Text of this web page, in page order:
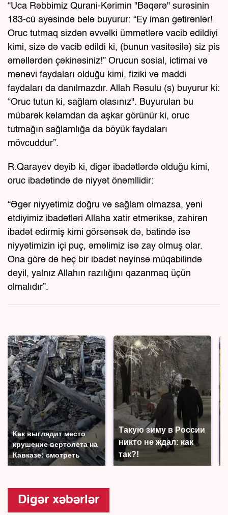
“Uca Rəbbimiz Qurani-Kərimin "Bəqərə" surəsinin
183-cü ayəsində belə buyurur: “Ey iman gətirənlər!
Oruc tutmaq sizdən əvvəlki ümmətlərə vacib edildiyi
kimi, sizə də vacib edildi ki, (bunun vasitəsilə) siz pis
əməllərdən çəkinəsiniz!” Orucun sosial, ictimai və
mənəvi faydaları olduğu kimi, fiziki və maddi
faydaları da danılmazdır. Allah Rəsulu (s) buyurur ki:
“Oruc tutun ki, sağlam olasınız". Buyurulan bu
mübarək kəlamdan da aşkar görünür ki, oruc
tutmağın sağlamlığa da böyük faydaları
mövcuddur”.
R.Qarayev deyib ki, digər ibadətlərdə olduğu kimi,
oruc ibadətində də niyyət önəmllidir:
“Əgər niyyətimiz doğru və sağlam olmazsa, yəni
etdiyimiz ibadətləri Allaha xatir etməriksə, zahirən
ibadət edirmiş kimi görsənsək də, batində isə
niyyətimizin içi puç, əməlimiz isə zay olmuş olar.
Ona görə də heç bir ibadət nəyinsə müqabilində
deyil, yalnız Allahın razılığını qazanmaq üçün
olmalıdır”.
Как выглядит место
крушение вертолета на
Кавказе: смотреть
Такую зиму в России
никто не ждал: как
так?!
Digər xəbərlər